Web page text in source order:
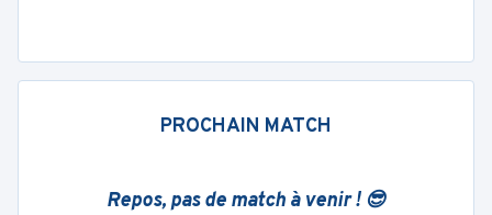
PROCHAIN MATCH
Repos, pas de match à venir ! 😎